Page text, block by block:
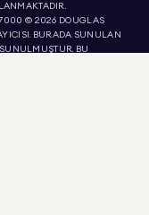
© 2026 DOUGLAS
BURADA SUNULAN
BU